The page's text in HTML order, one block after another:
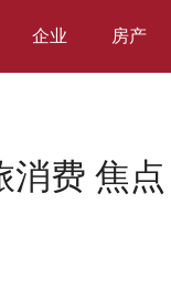
企业 房产
消费 焦点